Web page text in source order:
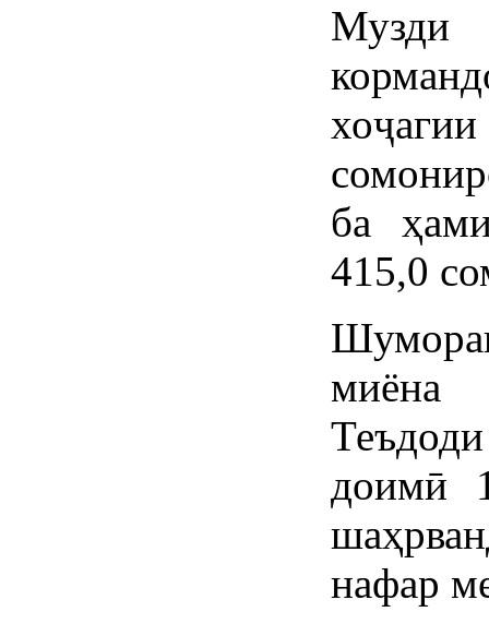
ба
415,0
миёна
доимӣ
нафар